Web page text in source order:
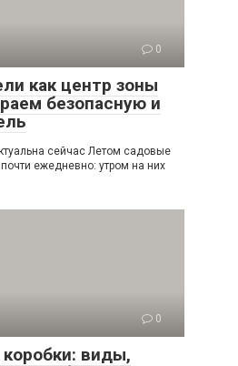
0
как центр зоны
безопасную и
сейчас Летом садовые
ежедневно: утром на них
0
виды,